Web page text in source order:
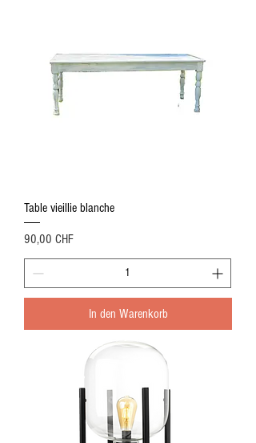
Table vieillie blanche
Preis
90,00 CHF
In den Warenkorb